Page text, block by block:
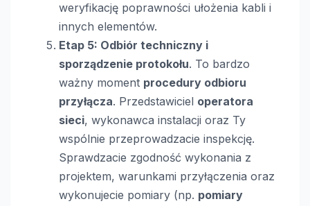
weryfikację poprawności ułożenia kabli i
innych elementów.
Etap 5: Odbiór techniczny i
sporządzenie protokołu. To bardzo
ważny moment procedury odbioru
przyłącza. Przedstawiciel operatora
sieci, wykonawca instalacji oraz Ty
wspólnie przeprowadzacie inspekcję.
Sprawdzacie zgodność wykonania z
projektem, warunkami przyłączenia oraz
wykonujecie pomiary (np. pomiary